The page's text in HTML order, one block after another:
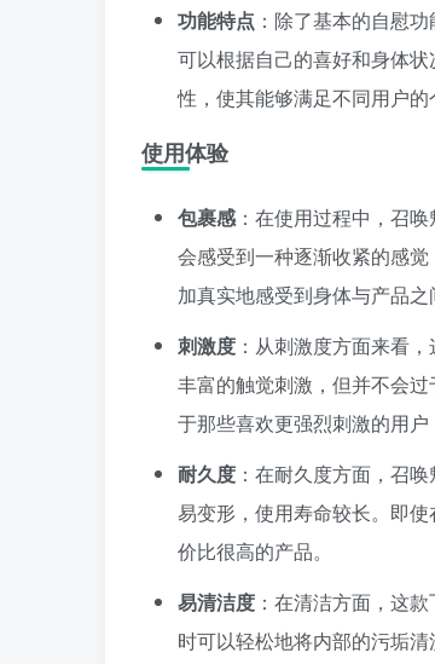
功能特点 ：除了基本的自慰
可以根据自己的喜好和身体
性，使其能够满足不同用户的
使用体验
包裹感 ：在使用过程中，召
会感受到一种逐渐收紧的感
加真实地感受到身体与产品之
刺激度 ：从刺激度方面来看
丰富的触觉刺激，但并不会
于那些喜欢更强烈刺激的用户
耐久度 ：在耐久度方面，召
易变形，使用寿命较长。即
价比很高的产品。
易清洁度 ：在清洁方面，这
时可以轻松地将内部的污垢